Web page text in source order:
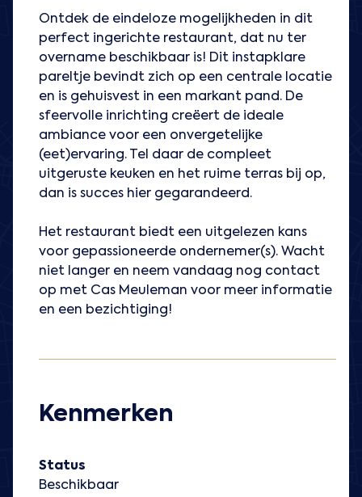
Ontdek de eindeloze mogelijkheden in dit
perfect ingerichte restaurant, dat nu ter
overname beschikbaar is! Dit instapklare
pareltje bevindt zich op een centrale locatie
en is gehuisvest in een markant pand. De
sfeervolle inrichting creëert de ideale
ambiance voor een onvergetelijke
(eet)ervaring. Tel daar de compleet
uitgeruste keuken en het ruime terras bij op,
dan is succes hier gegarandeerd.
Het restaurant biedt een uitgelezen kans
voor gepassioneerde ondernemer(s). Wacht
niet langer en neem vandaag nog contact
op met Cas Meuleman voor meer informatie
en een bezichtiging!
Kenmerken
Status
Beschikbaar